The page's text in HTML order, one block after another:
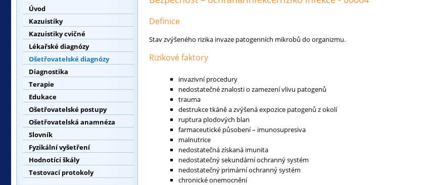
Úvod
Kazuistiky
Kazuistiky cvičné
Lékařské diagnózy
Ošetřovatelské diagnózy
Diagnostika
Terapie
Edukace
Ošetřovatelské postupy
Ošetřovatelská anamnéza
Slovník
Fyzikální vyšetření
Hodnotící škály
Testovací protokoly
Definice
Stav zvýšeného rizika invaze patogenních mikrobů do organizmu.
Rizikové faktory
invazivní procedury
nedostatečné znalosti o zamezení vlivu patogenů
trauma
destrukce tkáně a zvýšená expozice patogenů z okolí
ruptura plodových blan
farmaceutické působení – imunosupresiva
malnutrice
nedostatečná získaná imunita
nedostatečný sekundární ochranný systém
nedostatečný primární ochranný systém
chronické onemocnění